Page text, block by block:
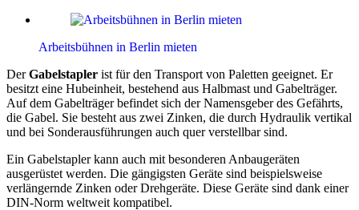
Arbeitsbühnen in Berlin mieten
DerGabelstapler ist für den Transport von Paletten geeignet. Er
besitzt eine Hubeinheit, bestehend aus Halbmast und Gabelträger.
Auf dem Gabelträger befindet sich der Namensgeber des Gefährts,
die Gabel. Sie besteht aus zwei Zinken, die durch Hydraulik vertikal
und bei Sonderausführungen auch quer verstellbar sind.
Ein Gabelstapler kann auch mit besonderen Anbaugeräten
ausgerüstet werden. Die gängigsten Geräte sind beispielsweise
verlängernde Zinken oder Drehgeräte. Diese Geräte sind dank einer
DIN-Norm weltweit kompatibel.